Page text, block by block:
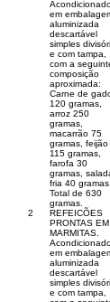
em
aluminizada
descartável
simples
e com tampa,
com a
composição
aproximada:
Carne de
120 gramas,
arroz 250
gramas,
macarrão 75
gramas, feijão
115 gramas,
farofa 30
gramas,
fria 40 gramas.
Total de 630
gramas.
2
REFEICÕES
PRONTAS EM
MARMITAS.
em
aluminizada
descartável
simples
e com tampa,